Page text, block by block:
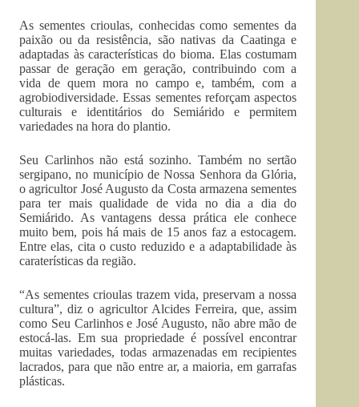
As sementes crioulas, conhecidas como sementes da
paixão ou da resistência, são nativas da Caatinga e
adaptadas às características do bioma. Elas costumam
passar de geração em geração, contribuindo com a
vida de quem mora no campo e, também, com a
agrobiodiversidade. Essas sementes reforçam aspectos
culturais e identitários do Semiárido e permitem
variedades na hora do plantio.
Seu Carlinhos não está sozinho. Também no sertão
sergipano, no município de Nossa Senhora da Glória,
o agricultor José Augusto da Costa armazena sementes
para ter mais qualidade de vida no dia a dia do
Semiárido. As vantagens dessa prática ele conhece
muito bem, pois há mais de 15 anos faz a estocagem.
Entre elas, cita o custo reduzido e a adaptabilidade às
caraterísticas da região.
“As sementes crioulas trazem vida, preservam a nossa
cultura”, diz o agricultor Alcides Ferreira, que, assim
como Seu Carlinhos e José Augusto, não abre mão de
estocá-las. Em sua propriedade é possível encontrar
muitas variedades, todas armazenadas em recipientes
lacrados, para que não entre ar, a maioria, em garrafas
plásticas.